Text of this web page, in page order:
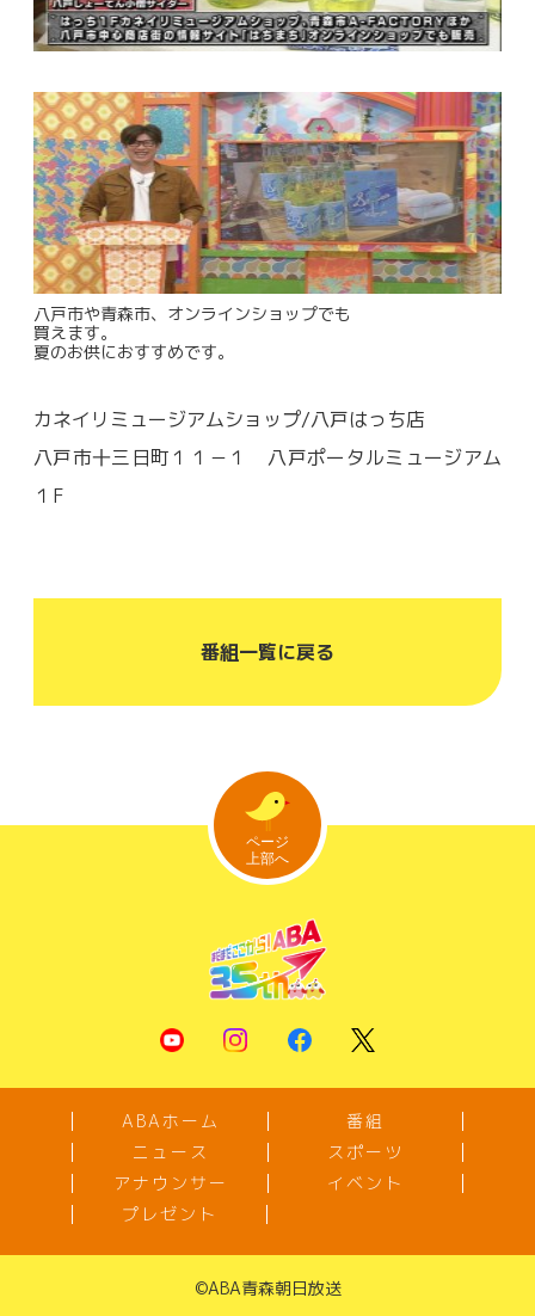
八戸市や青森市、オンラインショップでも
買えます。
夏のお供におすすめです。
カネイリミュージアムショップ/八戸はっち店
八戸市十三日町１１－１ 八戸ポータルミュージアム
１F
番組一覧に戻る
ABAホーム
番組
ニュース
スポーツ
アナウンサー
イベント
プレゼント
©ABA青森朝日放送